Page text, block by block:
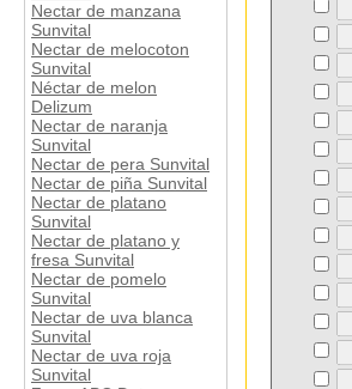
Nectar de manzana
Sunvital
Nectar de melocoton
Sunvital
Néctar de melon
Delizum
Nectar de naranja
Sunvital
Nectar de pera Sunvital
Nectar de piña Sunvital
Nectar de platano
Sunvital
Nectar de platano y
fresa Sunvital
Nectar de pomelo
Sunvital
Nectar de uva blanca
Sunvital
Nectar de uva roja
Sunvital